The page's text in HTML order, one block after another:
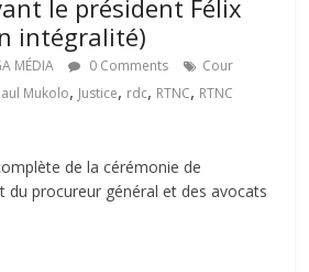
le président Félix
intégralité)
MÉDIA 0 Comments
Cour
Mukolo, Justice, rdc, RTNC, RTNC
de la cérémonie de
du procureur général et des avocats